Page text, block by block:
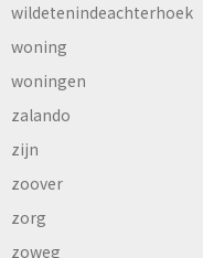
wildetenindeachterhoek
woning
woningen
zalando
zijn
zoover
zorg
zoweg